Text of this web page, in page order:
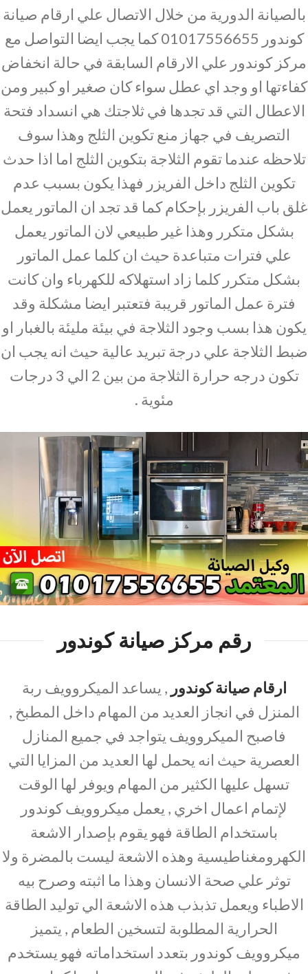
بالصيانة الدورية من خلال الاتصال علي ارقام صيانة
كوندور 01017556655 كما يجب ايضا التواصل مع
مركز كوندور علي الارقام السابقة في حالة انخفاض
كفاءتها او وجد اي عطل سواء كان صغير او كبير ومن
الاعطال التي قد تجدها في ثلاجتك هي انسداد فتحة
التصريف في جهاز منع تكوين الثلج وهذا سوف
تلاحظه عندما تقوم الثلاجة بتكوين الثلج اما اذا حدث
تكوين الثلج داخل الفريزر فهذا يكون بسبب عدم
غلق باب الفريزر بإحكام كما قد تجد ان الماتور يعمل
بشكل متكرر وهذا غير طبيعي لان الماتور يعمل
علي فترات متباعدة حيث ان كلما عمل الماتور
بشكل متكرر كلما زاد استهلاكه للكهرباء وان كانت
فترة عمل الماتور قريبة فتعتبر ايضا مشكلة وقد
يكون هذا بسب وجود الثلاجة في بيئة مليئة بالغبار او
ضبط الثلاجة علي درجة تبريد عالية حيث انه يجب ان
تكون درجه حرارة الثلاجة من بين 2 الي 3 درجات
مئوية .
رقم مركز صيانة كوندور
ارقام صيانة كوندور , يساعد الميكروويف ربة
المنزل في انجاز العديد من المهام داخل المطبخ ,
فاصبح الميكروويف يتواجد في جميع المنازل
العصرية حيث انه يحمل لها العديد من المزايا التي
تسهل عليها الكثير من المهام ويوفر لها الوقت
لإتمام اعمال اخري , يعمل ميكروويف كوندور
باستخدام الطاقة فهو يقوم بإصدار الاشعة
الكهرومغناطيسية وهذه الاشعة ليست بالمضرة ولا
توثر علي صحة الانسان وهذا ما اثبته وصرح بيه
الاطباء ويعمل تذبذب هذه الاشعة الي توليد الطاقة
الحرارية المطلوبة لتسخين الطعام , يتميز
ميكروويف كوندور بتعدد استخداماته فهو يستخدم